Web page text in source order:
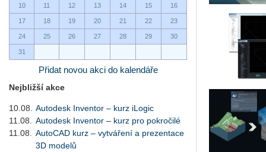
10 11 12 13 14 15 16
17 18 19 20 21 22 23
24 25 26 27 28 29 30
31
Přidat novou akci do kalendáře
Nejbližší akce
10.08.
Autodesk Inventor – kurz iLogic
11.08.
Autodesk Inventor – kurz pro pokročilé
11.08.
AutoCAD kurz – vytváření a prezentace
3D modelů